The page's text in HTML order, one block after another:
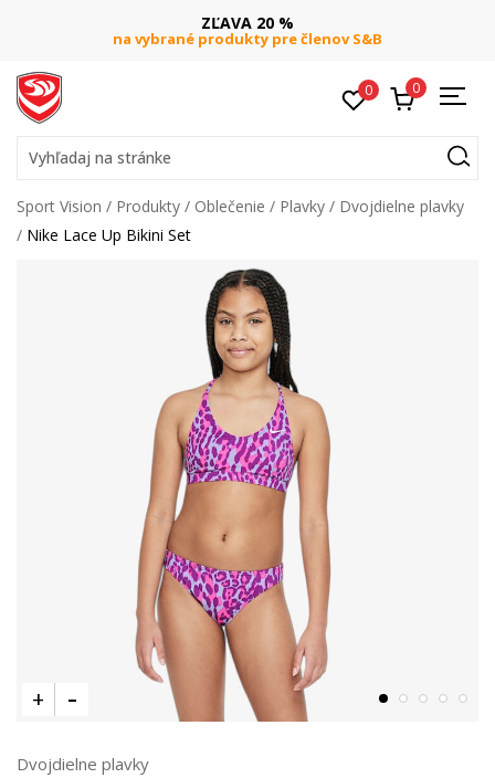
ZĽAVA 20 %
na vybrané produkty pre členov S&B
0 0
Vyhľadaj na stránke
Sport Vision Produkty Oblečenie Plavky
Dvojdielne plavky
Nike Lace Up Bikini Set
Dvojdielne plavky